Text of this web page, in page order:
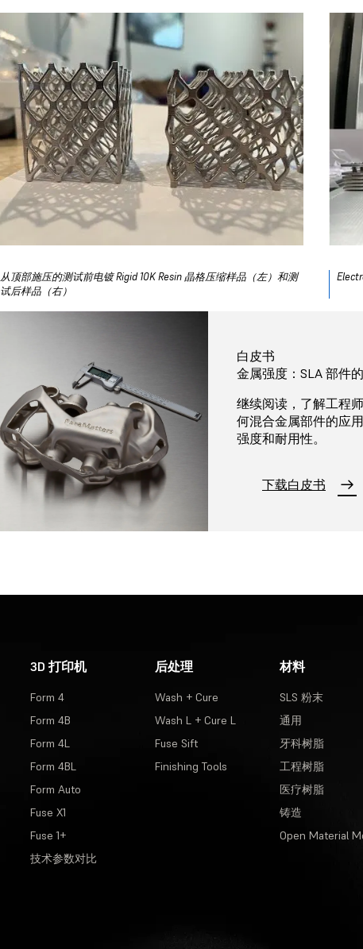
从顶部施压的测试前电镀 Rigid 10K Resin 晶格压缩样品（左）和测
试后样品（右）
白皮书
金属强度：SLA 部件
继续阅读，了解工程
何混合金属部件的应
强度和耐用性。
下载白皮书
3D 打印机
Form 4
Form 4B
Form 4L
Form 4BL
Form Auto
Fuse X1
Fuse 1+
技术参数对比
后处理
Wash + Cure
Wash L + Cure L
Fuse Sift
Finishing Tools
材料
SLS 粉末
通用
牙科树脂
工程树脂
医疗树脂
铸造
Open Material